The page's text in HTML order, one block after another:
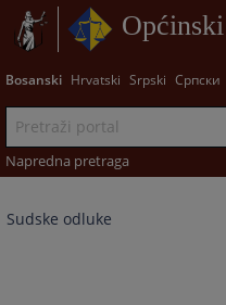
Bosanski Hrvatski Srpski Српски
Napredna pretraga
Sudske odluke